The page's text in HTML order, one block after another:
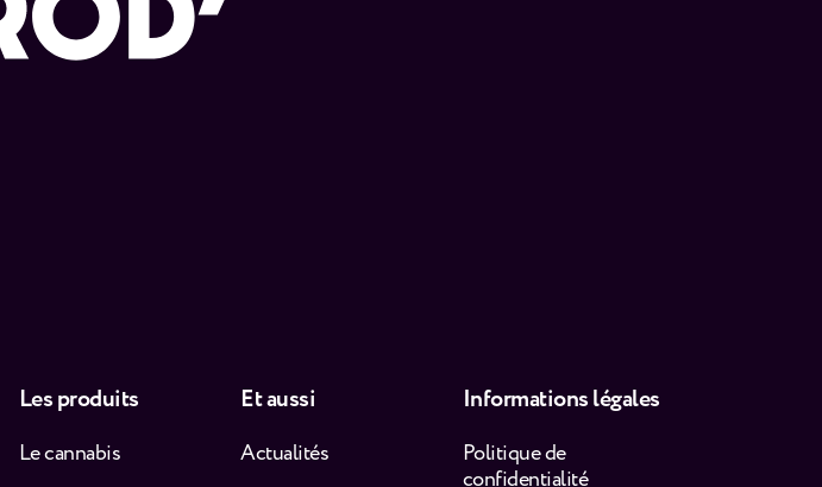
Les produits
Le cannabis
Et aussi
Actualités
Informations légales
Politique de
confidentialité